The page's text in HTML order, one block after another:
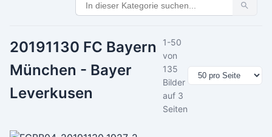
20191130 FC Bayern
München - Bayer
Leverkusen
1-50
von
135
Bilder
auf 3
Seiten